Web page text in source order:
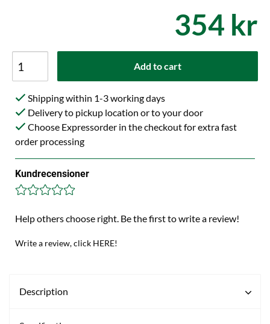
354 kr
Add to cart
Shipping within 1-3 working days
Delivery to pickup location or to your door
Choose Expressorder in the checkout for extra fast
order processing
Kundrecensioner
Help others choose right. Be the first to write a review!
Write a review, click HERE!
Description